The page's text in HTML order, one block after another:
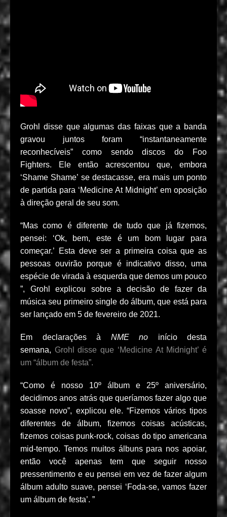
Grohl disse que algumas das faixas que a banda
gravou juntos foram “instantaneamente
reconhecíveis” como sendo discos do Foo
Fighters. Ele então acrescentou que, embora
‘Shame Shame’ se destacasse, era mais um ponto
de partida para ‘Medicine At Midnight’ em oposição
à direção geral de seu som.
“Mas como é diferente de tudo que já fizemos,
pensei: ‘Ok, bem, este é um bom lugar para
começar.’ Esta deve ser a primeira coisa que as
pessoas ouvirão porque é indicativo disso, uma
espécie de virada à esquerda que demos um pouco
”, Grohl explicou sobre a decisão de fazer da
música seu primeiro single do álbum, que está para
ser lançado em 5 de fevereiro de 2021.
Em declarações à NME no início desta
semana, Grohl disse que ‘Medicine At Midnight’ é
um “álbum de festa”.
“Como é nosso 10º álbum e 25º aniversário,
decidimos anos atrás que queríamos fazer algo que
soasse novo”, explicou ele. “Fizemos vários tipos
diferentes de álbum, fizemos coisas acústicas,
fizemos coisas punk-rock, coisas do tipo americana
mid-tempo. Temos muitos álbuns para nos apoiar,
então você apenas tem que seguir nosso
pressentimento e eu pensei em vez de fazer algum
álbum adulto suave, pensei ‘Foda-se, vamos fazer
um álbum de festa’. ”